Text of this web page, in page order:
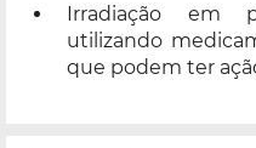
Irradiação em
utilizando
que podem ter